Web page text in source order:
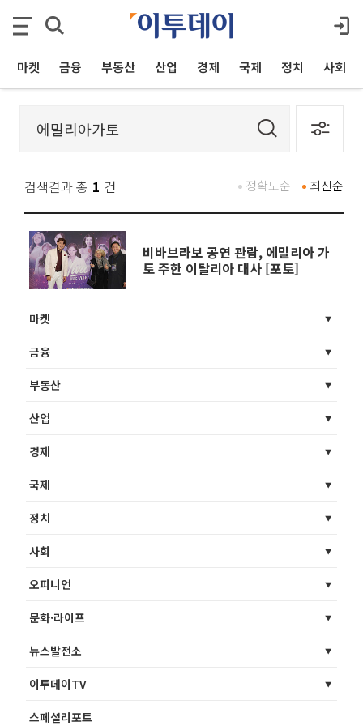
마켓 금융 부동산 산업 경제 국제 정치 사회
검색결과 총 1 건 최신순
정확도순
비바브라보 공연 관람, 에밀리아 가
토 주한 이탈리아 대사 [포토]
마켓
금융
부동산
산업
경제
국제
정치
사회
오피니언
문화·라이프
뉴스발전소
이투데이TV
스페셜리포트